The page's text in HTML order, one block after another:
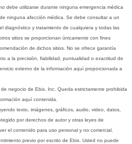
debe utilizarse durante ninguna emergencia médica
ninguna afección médica. Se debe consultar a un
diagnóstico y tratamiento de cualquiera y todas las
sitios se proporcionan únicamente con fines
de dichos sitios. No se ofrece garantía
a la precisión, fiabilidad, puntualidad o exactitud de
externo de la información aquí proporcionada a
negocio de Ebix, Inc. Queda estrictamente prohibida
aquí contenida.
texto, imágenes, gráficos, audio, video, datos,
por derechos de autor y otras leyes de
el contenido para uso personal y no comercial.
previo por escrito de Ebix. Usted no puede